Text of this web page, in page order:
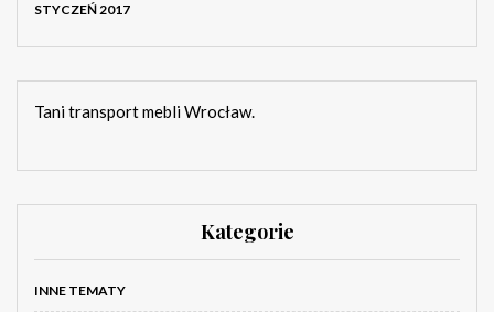
STYCZEŃ 2017
Tani transport mebli Wrocław.
Kategorie
INNE TEMATY